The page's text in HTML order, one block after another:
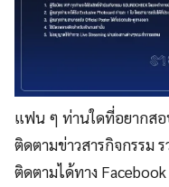
แฟน ๆ ท่านใดที่อยากสอ
ติดตามข่าวสารกิจกรรม
ติดตามได้ทาง